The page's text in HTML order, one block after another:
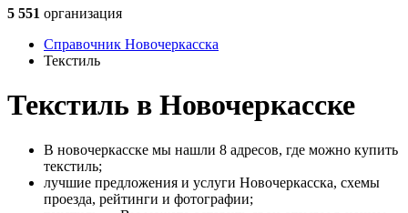
5 551 организация
Справочник Новочеркасска
Текстиль
Текстиль в Новочеркасске
В новочеркасске мы нашли 8 адресов, где можно купить
текстиль;
лучшие предложения и услуги Новочеркасска, схемы
проезда, рейтинги и фотографии;